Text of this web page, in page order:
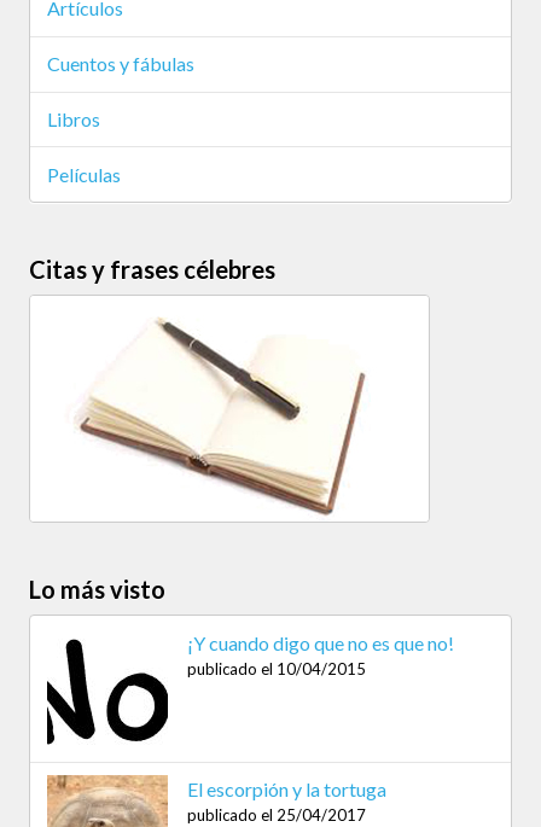
Artículos
Cuentos y fábulas
Libros
Películas
Citas y frases célebres
Lo más visto
¡Y cuando digo que no es que no!
publicado el 10/04/2015
El escorpión y la tortuga
publicado el 25/04/2017